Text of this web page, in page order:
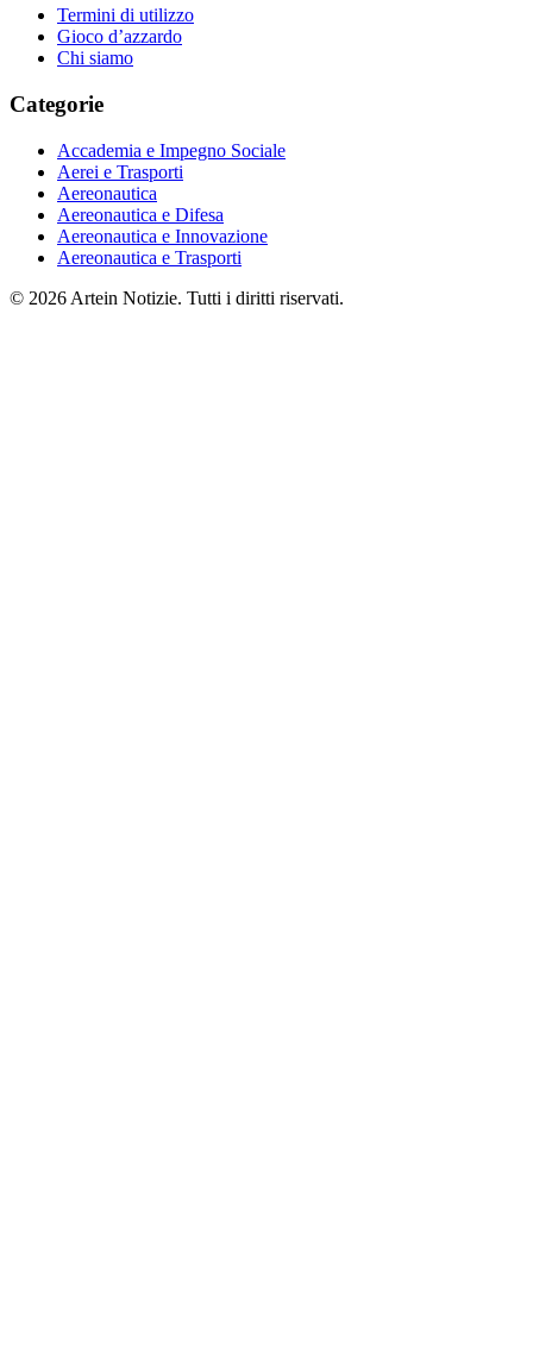
Termini di utilizzo
Gioco d’azzardo
Chi siamo
Categorie
Accademia e Impegno Sociale
Aerei e Trasporti
Aereonautica
Aereonautica e Difesa
Aereonautica e Innovazione
Aereonautica e Trasporti
© 2026 Artein Notizie. Tutti i diritti riservati.